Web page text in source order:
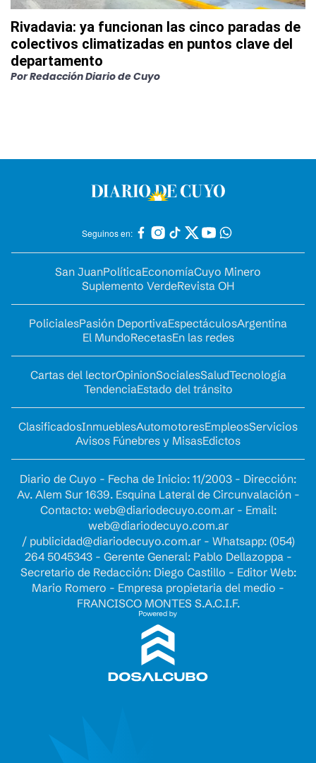
Rivadavia: ya funcionan las cinco paradas de
colectivos climatizadas en puntos clave del
departamento
PorRedacción Diario de Cuyo
Seguinos en:
San JuanPolíticaEconomíaCuyo Minero
Suplemento VerdeRevista OH
PolicialesPasión DeportivaEspectáculosArgentina
El MundoRecetasEn las redes
Cartas del lectorOpinionSocialesSaludTecnología
TendenciaEstado del tránsito
ClasificadosInmueblesAutomotoresEmpleosServicios
Avisos Fúnebres y MisasEdictos
Diario de Cuyo - Fecha de Inicio: 11/2003 - Dirección:
Av. Alem Sur 1639. Esquina Lateral de Circunvalación -
Contacto: web@diariodecuyo.com.ar- Email:
web@diariodecuyo.com.ar
/ publicidad@diariodecuyo.com.ar- Whatsapp: (054)
264 5045343 - Gerente General: Pablo Dellazoppa -
Secretario de Redacción: Diego Castillo - Editor Web:
Mario Romero - Empresa propietaria del medio -
FRANCISCO MONTES S.A.C.I.F.